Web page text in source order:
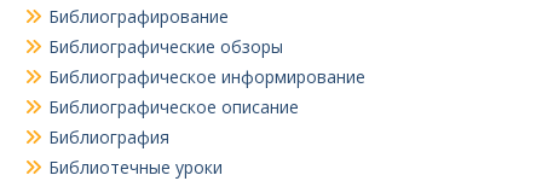
Библиографирование
Библиографические обзоры
Библиографическое информирование
Библиографическое описание
Библиография
Библиотечные уроки